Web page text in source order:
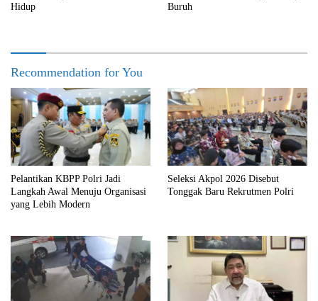
Hidup
Buruh
Recommendation for You
Pelantikan KBPP Polri Jadi
Langkah Awal Menuju Organisasi
yang Lebih Modern
Seleksi Akpol 2026 Disebut
Tonggak Baru Rekrutmen Polri